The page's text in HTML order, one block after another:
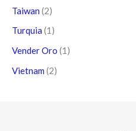
Taiwan (2)
Turquia (1)
Vender Oro (1)
Vietnam (2)